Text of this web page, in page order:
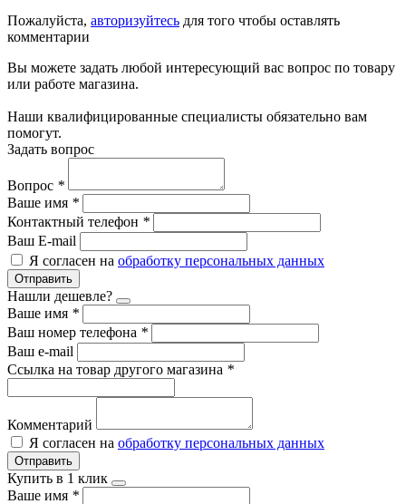
Пожалуйста, авторизуйтесь для того чтобы оставлять
комментарии
Вы можете задать любой интересующий вас вопрос по товару
или работе магазина.
Наши квалифицированные специалисты обязательно вам
помогут.
Задать вопрос
Вопрос *
Ваше имя *
Контактный телефон *
Ваш E-mail
Я согласен на обработку персональных данных
Отправить
Нашли дешевле?
Ваше имя *
Ваш номер телефона *
Ваш e-mail
Ссылка на товар другого магазина *
Комментарий
Я согласен на обработку персональных данных
Отправить
Купить в 1 клик
Ваше имя *